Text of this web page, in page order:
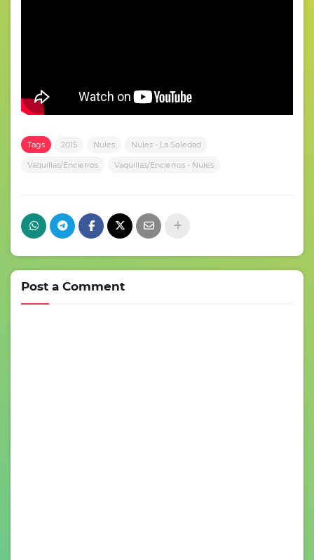
Tags 2015 Nules Nules - La Soledad
Vaquillas/Encierros Vaquillas/Encierros - Nules
Post a Comment